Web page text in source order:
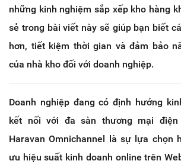
những kinh nghiệm sắp xếp kho hàng
sẻ trong bài viết này sẽ giúp bạn biết
hơn, tiết kiệm thời gian và đảm bảo
của nhà kho đối với doanh nghiệp.
Doanh nghiệp đang có định hướng
kết nối với đa sàn thương mại
Haravan Omnichannel là sự lựa chọn
ưu hiệu suất kinh doanh online trên